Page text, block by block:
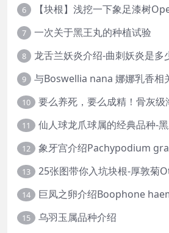
6
7 一次关于黑王丸的种植试验
8 龙舌兰妖炎介绍-曲刺妖炎是多
9 与Boswellia nana 娜娜乳香相
10 要么养死，要么成精！骨灰级
11 仙人球龙爪球属的经典品种-
12 象牙宫介绍Pachypodium
13 25张图带你入坑块根-厚敦菊
14 巨凤之卵介绍Boophone
15 乌羽玉属品种介绍